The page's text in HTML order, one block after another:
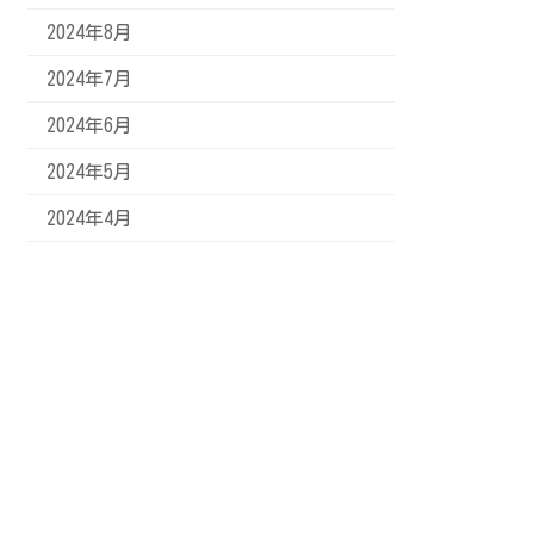
2024年8月
2024年7月
2024年6月
2024年5月
2024年4月